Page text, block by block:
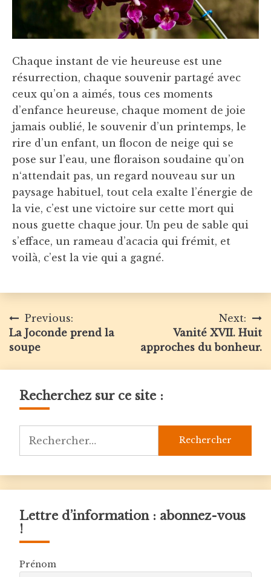
Chaque instant de vie heureuse est une
résurrection, chaque souvenir partagé avec
ceux qu’on a aimés, tous ces moments
d’enfance heureuse, chaque moment de joie
jamais oublié, le souvenir d’un printemps, le
rire d’un enfant, un flocon de neige qui se
pose sur l’eau, une floraison soudaine qu’on
n‘attendait pas, un regard nouveau sur un
paysage habituel, tout cela exalte l’énergie de
la vie, c’est une victoire sur cette mort qui
nous guette chaque jour. Un peu de sable qui
s’efface, un rameau d’acacia qui frémit, et
voilà, c’est la vie qui a gagné.
Navigation
de
Previous:
La Joconde prend la
soupe
Next:
Vanité XVII. Huit
approches du bonheur.
Recherchez sur ce site :
Lettre d’information : abonnez-vous
!
Prénom